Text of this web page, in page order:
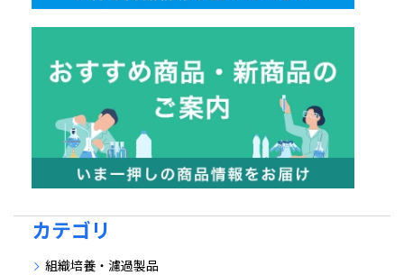
カテゴリ
組織培養・濾過製品